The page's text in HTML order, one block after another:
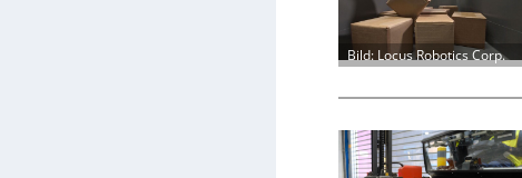
Bild: Locus Robotics Corp.